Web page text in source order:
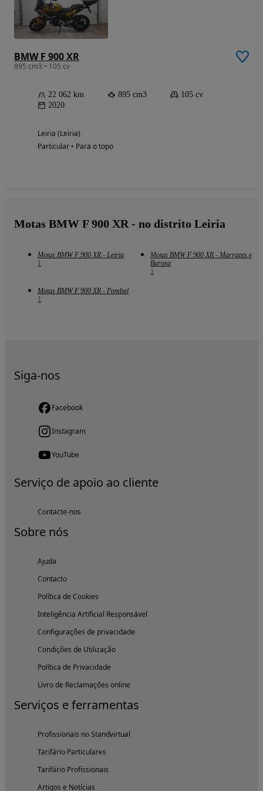
BMW F 900 XR
895 cm3 • 105 cv
22 062 km 895 cm3
105 cv
2020
Leiria (Leiria)
Particular • Para o topo
Motas BMW F 900 XR - no distrito Leiria
Motas BMW F 900 XR - Leiria
1
Motas BMW F 900 XR - Marrazes e
Barosa
1
Motas BMW F 900 XR - Pombal
1
Siga-nos
Facebook
Instagram
YouTube
Serviço de apoio ao cliente
Contacte-nos
Sobre nós
Ajuda
Contacto
Política de Cookies
Inteligência Artificial Responsável
Configurações de privacidade
Condições de Utilização
Política de Privacidade
Livro de Reclamações online
Serviços e ferramentas
Profissionais no Standvirtual
Tarifário Particulares
Tarifário Profissionais
Artigos e Notícias